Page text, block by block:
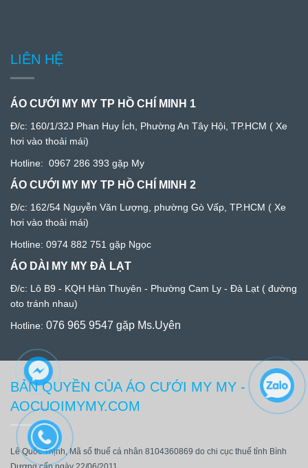
LIÊN HỆ
ÁO CƯỚI MY MY TP HỒ CHÍ MINH 1
Đ/c: 160/1/32J Phan Huy Ích, Phường An Tây Hội, TP.HCM ( Xe
hơi vào thoải mái)
Hotline: 0967 286 393 gặp My
ÁO CƯỚI MY MY TP HỒ CHÍ MINH 2
Đ/c: 162/54 Nguyễn Văn Lượng, phường Gò Vấp, TP.HCM ( Xe
hơi vào thoải mái)
Hotline: 0974 882 751 gặp Ngọc
ÁO DÀI MY MY ĐÀ LẠT
Đ/c: Lô B9 - KQH Hàn Thuyên - Phường Cam Ly - Đà Lạt ( đường
oto tránh nhau)
Hotline: 076 965 9547 gặp Ms.Uyên
BẢN QUYỀN CỦA ÁO CƯỚI MY MY -
AOCUOIMYMY.COM
Lê Quốc Thịnh, Mã số thuế cá nhân 8104360869 do chi cục thuế tỉnh Bình